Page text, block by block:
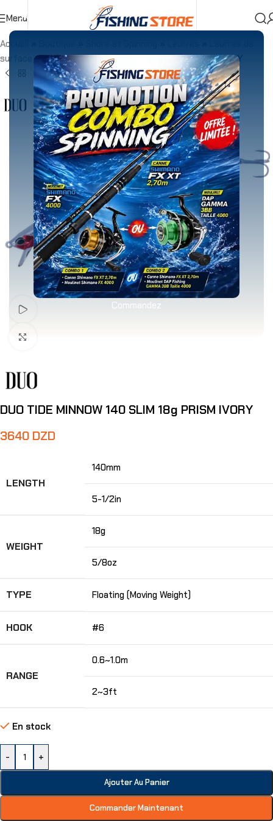
Commandez
Menu
Accueil
surface
»DUO TIDE MINNOW 140 SLIM 18g PRISM IVORY
DUO TIDE MINNOW 140 SLIM 18g PRISM IVORY
3640 DZD
LENGTH
140mm
5-1/2in
WEIGHT
18g
5/8oz
TYPE Floating (Moving Weight)
HOOK #6
RANGE
0.6~1.0m
2~3ft
En stock
- +
Ajouter Au Panier
Commander Maintenant